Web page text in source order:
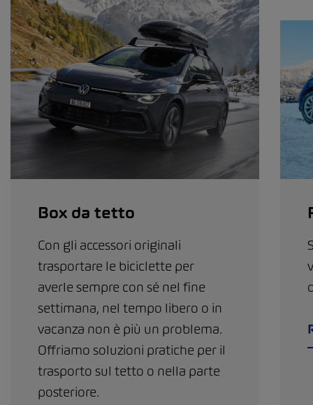
Box da tetto
Con gli accessori originali
trasportare le biciclette per
averle sempre con sé nel fine
settimana, nel tempo libero o in
vacanza non è più un problema.
Offriamo soluzioni pratiche per il
trasporto sul tetto o nella parte
posteriore.